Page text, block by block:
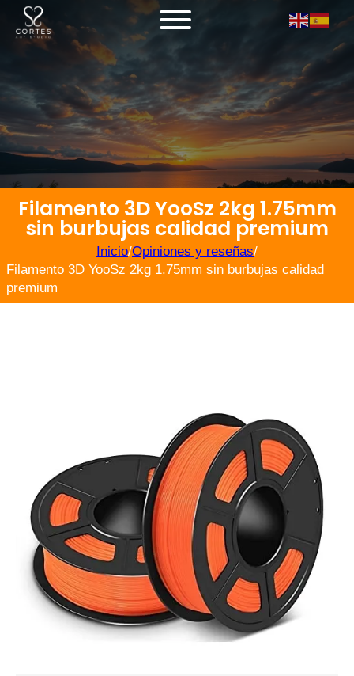
Filamento 3D YooSz 2kg 1.75mm
sin burbujas calidad premium
Inicio/Opiniones y reseñas/
Filamento 3D YooSz 2kg 1.75mm sin burbujas calidad
premium